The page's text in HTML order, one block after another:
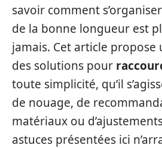
savoir comment
de la bonne longueur est
jamais. Cet article
des solutions pour
toute simplicité, qu’il
de nouage, de
matériaux ou
astuces présentées ici